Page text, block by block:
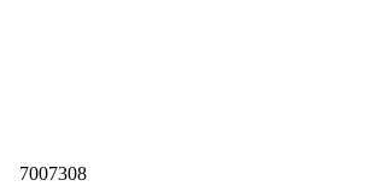
7007308